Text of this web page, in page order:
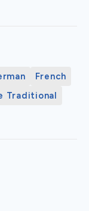
French
Traditional